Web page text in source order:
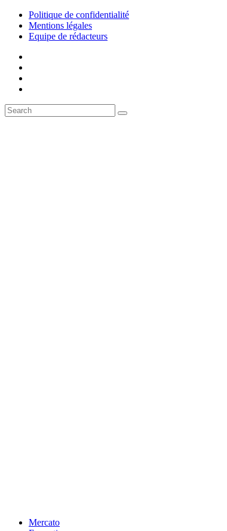
Politique de confidentialité
Mentions légales
Equipe de rédacteurs
Mercato